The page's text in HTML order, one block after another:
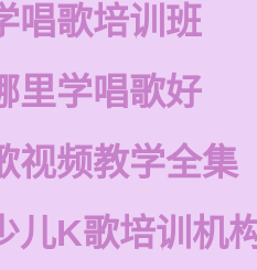
唱歌培训班
里学唱歌好
视频教学全集
儿K歌培训机